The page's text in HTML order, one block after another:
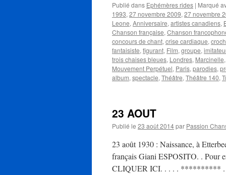
Publié dans Ephémères rides | Marqué
1993, 27 novembre 2009, 27 novembre
Leone, Anniversaire, artistes canadiens,
Chanson française, Chanson
concours de chant, crise cardiaque,
fantaisiste, figurant, Film, groupe,
trois chaises bleues, Londres, Marcinelle,
Mouvement Perpétuel, Paris, parodies,
album, spectacle, Théâtre, Théâtre 140,
23 AOUT
Publié le 23 août 2014par Passion
23 août 1930 : Naissance, à
français Giani ESPOSITO. . Pour
CLIQUER ICI. . . . . **********